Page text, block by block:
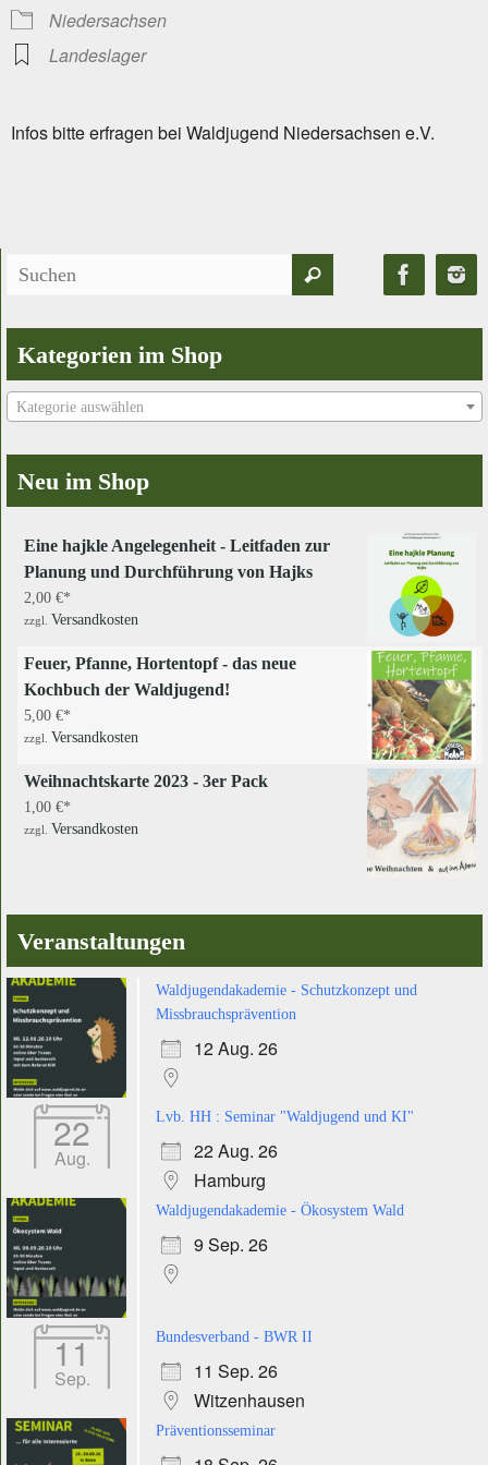
Niedersachsen
Landeslager
Infos bitte erfragen bei Waldjugend Niedersachsen e.V.
Suchen
Kategorien im Shop
Kategorie auswählen
Neu im Shop
Eine hajkle Angelegenheit - Leitfaden zur
Planung und Durchführung von Hajks
2,00 €
zzgl. Versandkosten
Feuer, Pfanne, Hortentopf - das neue
Kochbuch der Waldjugend!
5,00 €
zzgl. Versandkosten
Weihnachtskarte 2023 - 3er Pack
1,00 €
zzgl. Versandkosten
Veranstaltungen
Waldjugendakademie - Schutzkonzept und
Missbrauchsprävention
12 Aug. 26
22
Aug.
Lvb. HH : Seminar "Waldjugend und KI"
22 Aug. 26
Hamburg
Waldjugendakademie - Ökosystem Wald
9 Sep. 26
11
Sep.
Bundesverband - BWR II
11 Sep. 26
Witzenhausen
Präventionsseminar